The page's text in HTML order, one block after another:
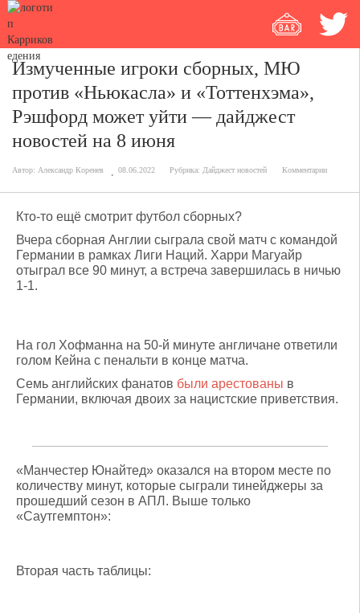
Измученные игроки сборных, МЮ
против «Ньюкасла» и «Тоттенхэма»,
Рэшфорд может уйти — дайджест
новостей на 8 июня
Автор: Александр Коренев 08.06.2022 Рубрика: Дайджест новостей Комментарии
Кто-то ещё смотрит футбол сборных?
Вчера сборная Англии сыграла свой матч с командой
Германии в рамках Лиги Наций. Харри Магуайр
отыграл все 90 минут, а встреча завершилась в ничью
1-1.
На гол Хофманна на 50-й минуте англичане ответили
голом Кейна с пенальти в конце матча.
Семь английских фанатов были арестованы в
Германии, включая двоих за нацистские приветствия.
«Манчестер Юнайтед» оказался на втором месте по
количеству минут, которые сыграли тинейджеры за
прошедший сезон в АПЛ. Выше только
«Саутгемптон»:
Вторая часть таблицы: